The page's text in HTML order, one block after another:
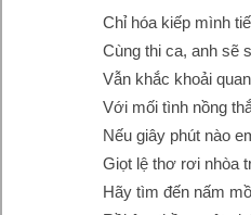
Chỉ hóa kiếp mình
Cùng thi ca, anh sẽ
Vẫn khắc khoải
Với mối tình nồng
Nếu giây phút nào
Giọt lệ thơ rơi nhòa
Hãy tìm đến nấm